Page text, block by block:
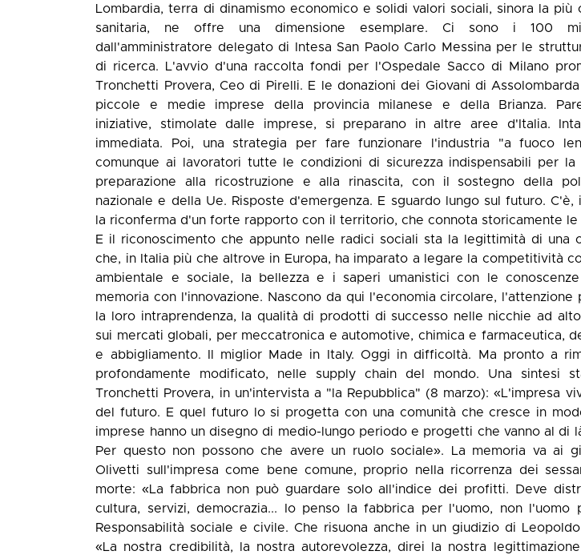
Lombardia, terra di dinamismo economico e solidi valori sociali, sinora la più
sanitaria, ne offre una dimensione esemplare. Ci sono i 100
dall'amministratore delegato di Intesa San Paolo Carlo Messina per le
di ricerca. L'avvio d'una raccolta fondi per l'Ospedale Sacco di Milano
Tronchetti Provera, Ceo di Pirelli. E le donazioni dei Giovani di
piccole e medie imprese della provincia milanese e della Brianza.
iniziative, stimolate dalle imprese, si preparano in altre aree d'Italia.
immediata. Poi, una strategia per fare funzionare l'industria "a fuoco
comunque ai lavoratori tutte le condizioni di sicurezza indispensabili per
preparazione alla ricostruzione e alla rinascita, con il sostegno della
nazionale e della Ue. Risposte d'emergenza. E sguardo lungo sul futuro. C'è,
la riconferma d'un forte rapporto con il territorio, che connota storicamente le
E il riconoscimento che appunto nelle radici sociali sta la legittimità di una
che, in Italia più che altrove in Europa, ha imparato a legare la competitività
ambientale e sociale, la bellezza e i saperi umanistici con le
memoria con l'innovazione. Nascono da qui l'economia circolare, l'attenzione
la loro intraprendenza, la qualità di prodotti di successo nelle nicchie ad
sui mercati globali, per meccatronica e automotive, chimica e farmaceutica,
e abbigliamento. Il miglior Made in Italy. Oggi in difficoltà. Ma pronto a
profondamente modificato, nelle supply chain del mondo. Una sintesi
Tronchetti Provera, in un'intervista a "la Repubblica" (8 marzo): «L'impresa
del futuro. E quel futuro lo si progetta con una comunità che cresce in
imprese hanno un disegno di medio-lungo periodo e progetti che vanno al di
Per questo non possono che avere un ruolo sociale». La memoria va ai
Olivetti sull'impresa come bene comune, proprio nella ricorrenza dei
morte: «La fabbrica non può guardare solo all'indice dei profitti. Deve
cultura, servizi, democrazia... Io penso la fabbrica per l'uomo, non l'uomo
Responsabilità sociale e civile. Che risuona anche in un giudizio di
«La nostra credibilità, la nostra autorevolezza, direi la nostra